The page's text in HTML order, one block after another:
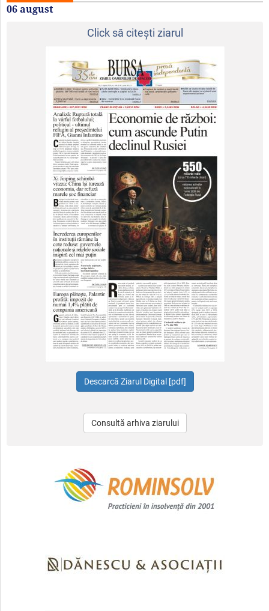
06 august
Click să citeşti ziarul
Consultă arhiva ziarului